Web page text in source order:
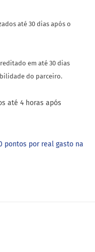
até 30 dias após o
em até 30 dias
do parceiro.
até 4 horas após
pontos por real gasto na